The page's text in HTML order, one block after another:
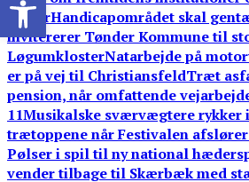
skolerHandicapområdet skal
invitererer Tønder Kommune til
LøgumklosterNatarbejde på
er på vej til ChristiansfeldTræt
pension, når omfattende
11Musikalske sværvægtere rykker
trætoppene når Festivalen afslører
Pølser i spil til ny national
vender tilbage til Skærbæk med